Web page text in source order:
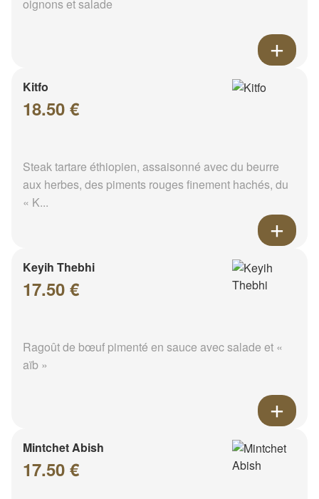
oignons et salade
Kitfo
18.50 €
Steak tartare éthiopien, assaisonné avec du beurre
aux herbes, des piments rouges finement hachés, du
« K...
Keyih Thebhi
17.50 €
Ragoût de bœuf pimenté en sauce avec salade et «
aïb »
Mintchet Abish
17.50 €